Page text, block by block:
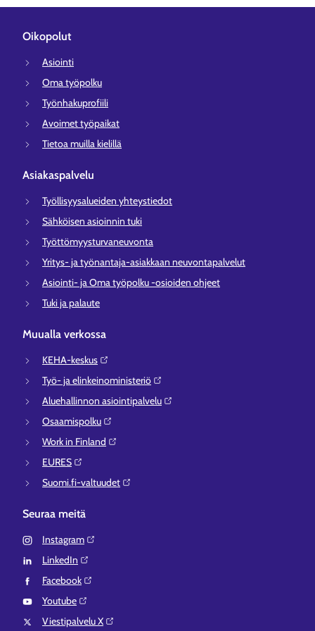
Oikopolut
Asiointi
Oma työpolku
Työnhakuprofiili
Avoimet työpaikat
Tietoa muilla kielillä
Asiakaspalvelu
Työllisyysalueiden yhteystiedot
Sähköisen asioinnin tuki
Työttömyysturvaneuvonta
Yritys- ja työnantaja-asiakkaan neuvontapalvelut
Asiointi- ja Oma työpolku -osioiden ohjeet
Tuki ja palaute
Muualla verkossa
KEHA-keskus⁠
Työ- ja elinkeinoministeriö⁠
Aluehallinnon asiointipalvelu⁠
Osaamispolku⁠
Work in Finland⁠
EURES⁠
Suomi.fi-valtuudet⁠
Seuraa meitä
Instagram⁠
LinkedIn⁠
Facebook⁠
Youtube⁠
Viestipalvelu X⁠